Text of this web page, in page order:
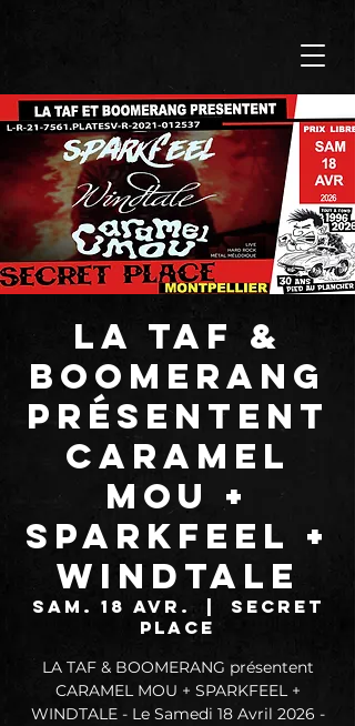
LA TAF &
BOOMERANG
présentent
CARAMEL
MOU +
SPARKFEEL +
WINDTALE
sam. 18 avr.
  |
SECRET
PLACE
LA TAF & BOOMERANG présentent
CARAMEL MOU + SPARKFEEL +
WINDTALE - Le Samedi 18 Avril 2026 -